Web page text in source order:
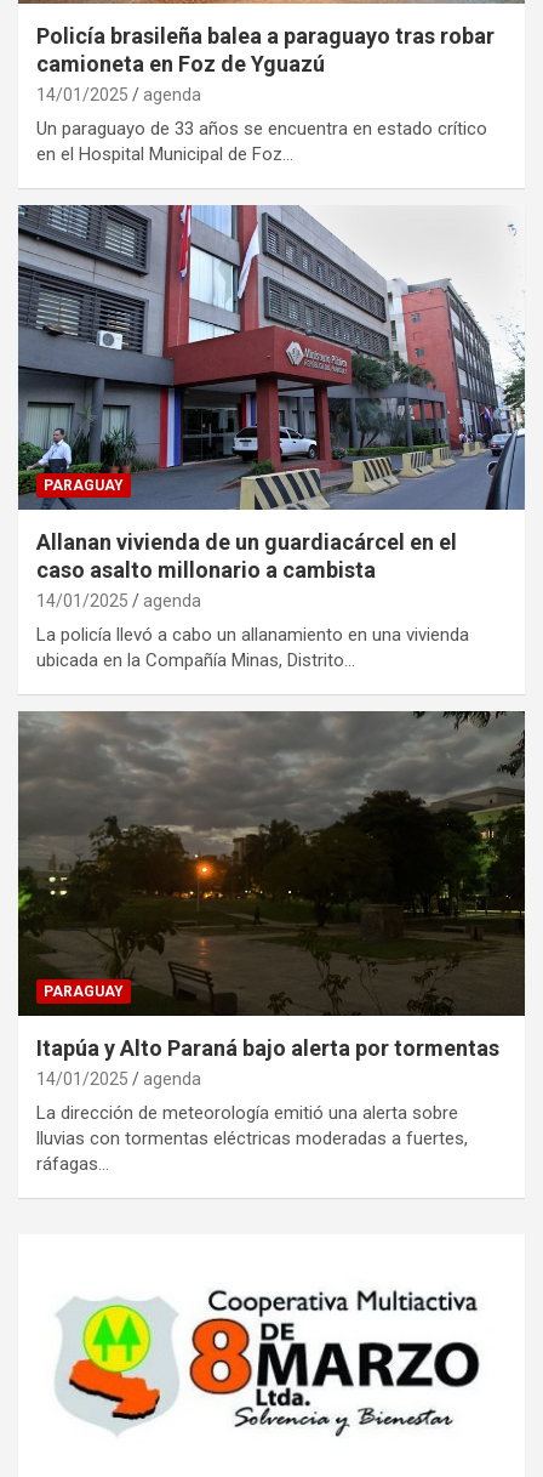
Policía brasileña balea a paraguayo tras robar
camioneta en Foz de Yguazú
14/01/2025 agenda
Un paraguayo de 33 años se encuentra en estado crítico
en el Hospital Municipal de Foz…
PARAGUAY
Allanan vivienda de un guardiacárcel en el
caso asalto millonario a cambista
14/01/2025 agenda
La policía llevó a cabo un allanamiento en una vivienda
ubicada en la Compañía Minas, Distrito…
PARAGUAY
Itapúa y Alto Paraná bajo alerta por tormentas
14/01/2025 agenda
La dirección de meteorología emitió una alerta sobre
lluvias con tormentas eléctricas moderadas a fuertes,
ráfagas…